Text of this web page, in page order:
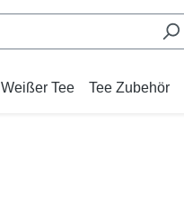
Weißer Tee Tee Zubehör